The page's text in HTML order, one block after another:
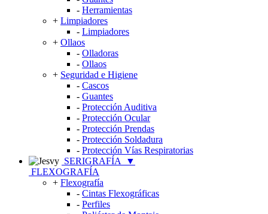
- Herramientas
+ Limpiadores
- Limpiadores
+ Ollaos
- Olladoras
- Ollaos
+ Seguridad e Higiene
- Cascos
- Guantes
- Protección Auditiva
- Protección Ocular
- Protección Prendas
- Protección Soldadura
- Protección Vías Respiratorias
SERIGRAFÍA
▼
FLEXOGRAFÍA
+ Flexografía
- Cintas Flexográficas
- Perfiles